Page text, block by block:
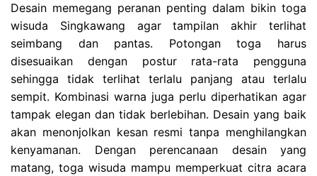
Desain memegang peranan penting dalam bikin toga
wisuda Singkawang agar tampilan akhir terlihat
seimbang dan pantas. Potongan toga harus
disesuaikan dengan postur rata-rata pengguna
sehingga tidak terlihat terlalu panjang atau terlalu
sempit. Kombinasi warna juga perlu diperhatikan agar
tampak elegan dan tidak berlebihan. Desain yang baik
akan menonjolkan kesan resmi tanpa menghilangkan
kenyamanan. Dengan perencanaan desain yang
matang, toga wisuda mampu memperkuat citra acara